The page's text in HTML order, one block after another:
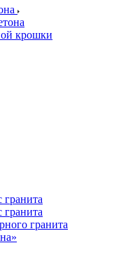
крошки
гранита
гранита
гранита